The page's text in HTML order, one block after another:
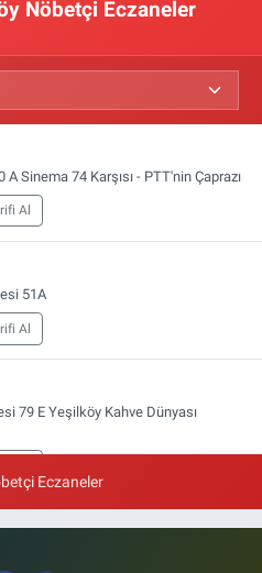
Nöbetçi Eczaneler
Sinema 74 Karşısı - PTT'nin Çaprazı
Al
51A
Al
79 E Yeşilköy Kahve Dünyası
Eczaneler